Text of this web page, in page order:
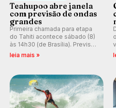
Teahupoo abre janela
com previsão de ondas
grandes
Primeira chamada para etapa
do Tahiti acontece sábado (8)
às 14h30 (de Brasília). Previsão
indica swell consistente.
Medina embarca para evento e
Kelly Slater convidado.
leia mais »